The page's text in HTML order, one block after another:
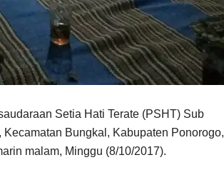
Setia Hati Terate (PSHT) Sub
Bungkal, Kabupaten Ponorogo,
malam, Minggu (8/10/2017).